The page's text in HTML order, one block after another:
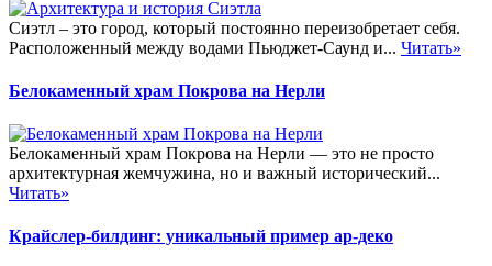
Сиэтл – это город, который постоянно переизобретает себя.
Расположенный между водами Пьюджет-Саунд и... Читать»
Белокаменный храм Покрова на Нерли
Белокаменный храм Покрова на Нерли — это не просто
архитектурная жемчужина, но и важный исторический...
Читать»
Крайслер-билдинг: уникальный пример ар-деко